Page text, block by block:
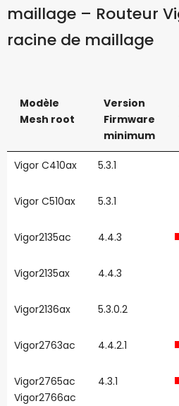
maillage – Routeur
racine de maillage
Modèle
Mesh root
Version
Firmware
minimum
Vigor C410ax 5.3.1
Vigor C510ax 5.3.1
Vigor2135ac 4.4.3
Vigor2135ax 4.4.3
Vigor2136ax 5.3.0.2
Vigor2763ac 4.4.2.1
Vigor2765ac
Vigor2766ac
4.3.1